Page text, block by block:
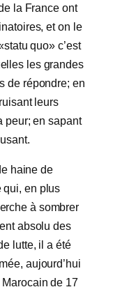
la France ont
et on le
quo» c’est
les grandes
de répondre; en
leurs
peur; en sapant
haine de
qui, en plus
à sombrer
absolu des
lutte, il a été
aujourd’hui
de 17